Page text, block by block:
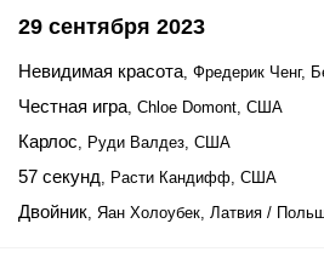
29 сентября 2023
Невидимая красота, Фредерик Ченг,
Честная игра, Chloe Domont, США
Карлос, Руди Валдез, США
57 секунд, Расти Кандифф, США
Двойник, Яан Холоубек, Латвия /